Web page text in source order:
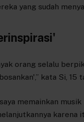
yang sudah
orang selalu
kata Si, 15
memainkan
karena